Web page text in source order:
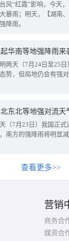
风“红霞”影响，今天
暴雨；明天，【湖南
降雨。
起华南等地强降雨
两天（7月24日至25
势，但局地仍会有强
东北等地强对流天
（7月23日）我国正
南方的强降雨将明显
查看更多>>
营销
商务合
媒资合